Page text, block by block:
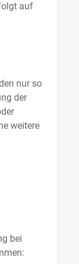
auf
nur so
der
weitere
bei